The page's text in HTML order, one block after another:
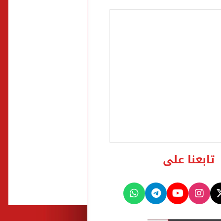
تابعنا على